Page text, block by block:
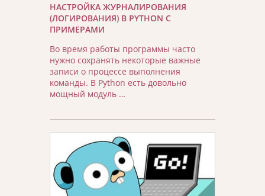
НАСТРОЙКА ЖУРНАЛИРОВАНИЯ
(ЛОГИРОВАНИЯ) В PYTHON С
ПРИМЕРАМИ
Во время работы программы часто
нужно сохранять некоторые важные
записи о процессе выполнения
команды. В Python есть довольно
мощный модуль …